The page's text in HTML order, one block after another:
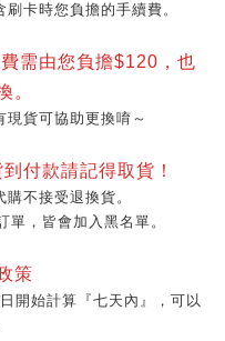
卡時您負擔的手續費。
需由您負擔$120，也
。
貨可協助更換唷～
付款請記得取貨！
不接受退換貨。
，皆會加入黑名單。
策
開始計算『七天內』，可以